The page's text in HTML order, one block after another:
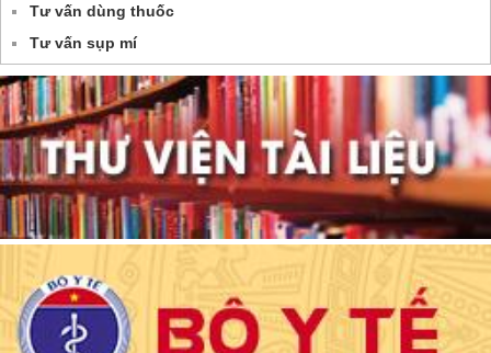
Tư vấn dùng thuốc
Tư vấn sụp mí